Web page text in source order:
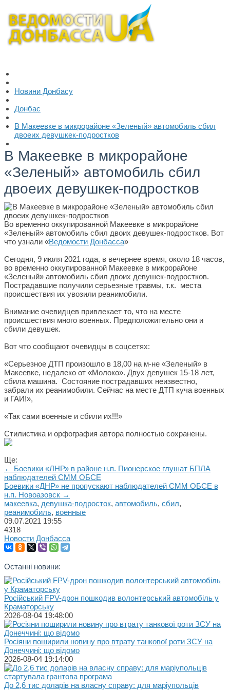
Новини Донбасу
Донбас
В Макеевке в микрорайоне «Зеленый» автомобиль сбил
двоеих девушкек-подростков
В Макеевке в микрорайоне
«Зеленый» автомобиль сбил
двоеих девушкек-подростков
Во временно оккупированной Макеевке в микрорайоне
«Зеленый» автомобиль сбил двоих девушек-подростков. Вот
что узнали «Ведомости Донбасса»
Сегодня, 9 июля 2021 года, в вечернее время, около 18 часов,
во временно оккупированной Макеевке в микрорайоне
«Зеленый» автомобиль сбил двоих девушек-подростков.
Пострадавшие получили серьезные травмы, т.к. места
происшествия их увозили реанимобили.
Внимание очевидцев привлекает то, что на месте
происшествия много военных. Предположительно они и
сбили девушек.
Вот что сообщают очевидцы в соцсетях:
«Серьезное ДТП произошло в 18,00 на м-не «Зеленый» в
Макеевке, недалеко от «Молоко». Двух девушек 15-18 лет,
сбила машина. Состояние пострадавших неизвестно,
забрали их реанимобили. Сейчас на месте ДТП куча военных
и ГАИ!»,
«Так сами военные и сбили их!!!»
Стилистика и орфография автора полностью сохранены.
Ще:
← Боевики «ЛНР» в районе н.п. Пионерское глушат БПЛА
наблюдателей СММ ОБСЕ
Боевики «ДНР» не пропускают наблюдателей СММ ОБСЕ в
н.п. Новоазовск →
макеевка, девушка-подросток, автомобиль, сбил,
реанимобиль, военные
09.07.2021 19:55
4318
Новости Донбасса
Останні новини:
Російський FPV-дрон пошкодив волонтерський автомобіль у
Краматорську
2026-08-04 19:48:00
Росіяни поширили новину про втрату танкової роти ЗСУ на
Донеччині: що відомо
2026-08-04 19:14:00
До 2,6 тис доларів на власну справу: для маріупольців